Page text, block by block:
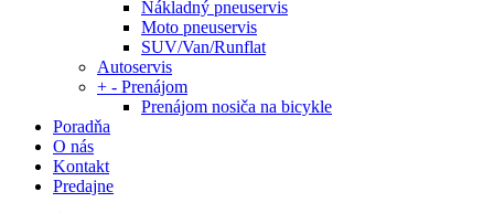
Nákladný pneuservis
Moto pneuservis
SUV/Van/Runflat
Autoservis
+ - Prenájom
Prenájom nosiča na bicykle
Poradňa
O nás
Kontakt
Predajne